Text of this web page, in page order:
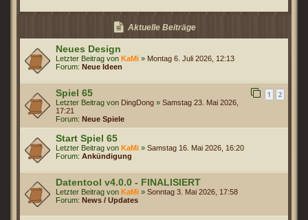
Aktuelle Beiträge
Neues Design
Letzter Beitrag von KaMi » Montag 6. Juli 2026, 12:13
Forum: Neue Ideen
Spiel 65 1 2
Letzter Beitrag von DingDong » Samstag 23. Mai 2026,
17:21
Forum: Neue Spiele
Start Spiel 65
Letzter Beitrag von KaMi » Samstag 16. Mai 2026, 16:20
Forum: Ankündigung
Datentool v4.0.0 - FINALISIERT
Letzter Beitrag von KaMi » Sonntag 3. Mai 2026, 17:58
Forum: News / Updates